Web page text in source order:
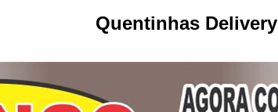
Quentinhas Delivery